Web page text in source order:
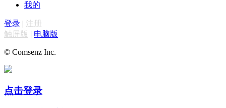
我的
登录
注册
触屏版
电脑版
© Comsenz Inc.
点击登录